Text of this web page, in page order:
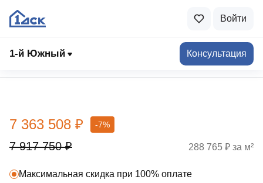
Войти
1-й Южный Консультация
Выбрать квартиру
7 917 750 ₽
7 363 508 ₽ -7%
Максимальная скидка при 100% оплате
288 765 ₽ за м²